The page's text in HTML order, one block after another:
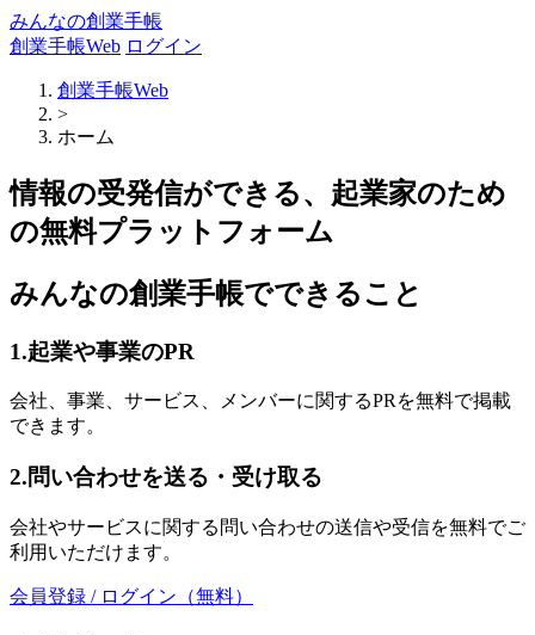
みんなの創業手帳
創業手帳Web ログイン
創業手帳Web
>
ホーム
情報の受発信ができる、起業家のため
の無料プラットフォーム
みんなの創業手帳でできること
1.起業や事業のPR
会社、事業、サービス、メンバーに関するPRを無料で掲載
できます。
2.問い合わせを送る・受け取る
会社やサービスに関する問い合わせの送信や受信を無料でご
利用いただけます。
会員登録 / ログイン（無料）